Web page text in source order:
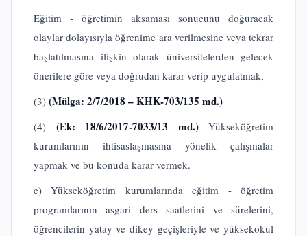
Eğitim - öğretimin aksaması sonucunu doğuracak
olaylar dolayısıyla öğrenime ara verilmesine veya tekrar
başlatılmasına ilişkin olarak üniversitelerden gelecek
önerilere göre veya doğrudan karar verip uygulatmak,
(3) (Mülga: 2/7/2018 – KHK-703/135 md.)
(4) (Ek: 18/6/2017-7033/13 md.) Yükseköğretim
kurumlarının ihtisaslaşmasına yönelik çalışmalar
yapmak ve bu konuda karar vermek.
e) Yükseköğretim kurumlarında eğitim - öğretim
programlarının asgari ders saatlerini ve sürelerini,
öğrencilerin yatay ve dikey geçişleriyle ve yüksekokul